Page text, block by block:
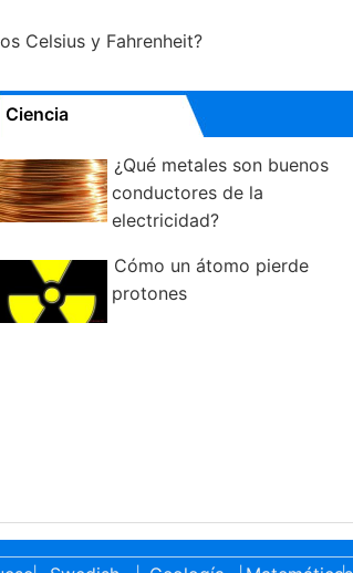
Celsius y Fahrenheit?
Ciencia
¿Qué metales son buenos
conductores de la
electricidad?
Cómo un átomo pierde
protones